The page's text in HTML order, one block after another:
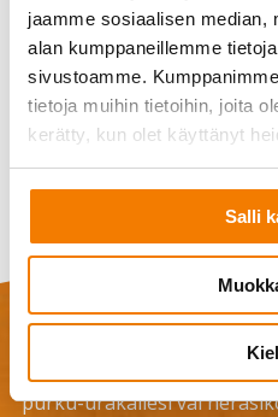
jaamme sosiaalisen median,
alan kumppaneillemme
sivustoamme.
tietoja muihin tietoihin, joita
kerätty, kun olet käyttänyt
Salli
Kysy lisää:
Purkutöiden
Jätä
purku-urakallesi vai